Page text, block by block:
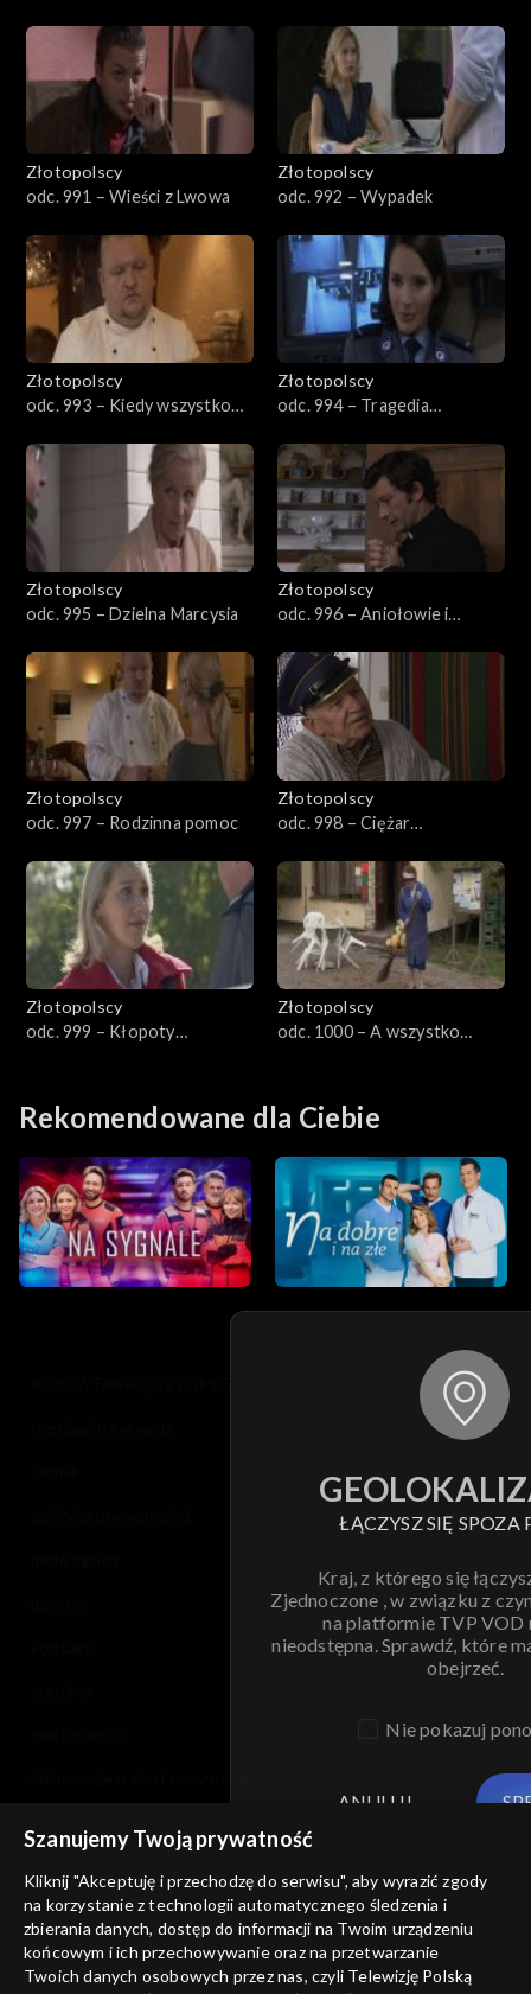
Złotopolscy
odc. 991 – Wieści z Lwowa
Złotopolscy
odc. 992 – Wypadek
Złotopolscy
odc. 993 – Kiedy wszystko
Złotopolscy
odc. 994 – Tragedia
Złotopolscy
odc. 995 – Dzielna Marcysia
Złotopolscy
odc. 996 – Aniołowie i
Złotopolscy
odc. 997 – Rodzinna pomoc
Złotopolscy
odc. 998 – Ciężar
Złotopolscy
odc. 999 – Kłopoty
Złotopolscy
odc. 1000 – A wszystko
Rekomendowane dla Ciebie
ŁĄCZYSZ SIĘ SPOZA
Kraj, z którego się
Zjednoczone , w związku z
na platformie TVP VOD
nieodstępna. Sprawdź, które
obejrzeć.
Nie pokazuj
ANULUJ
Szanujemy Twoją prywatność
Kliknij "Akceptuję i przechodzę do serwisu", aby wyrazić zgody
na korzystanie z technologii automatycznego śledzenia i
zbierania danych, dostęp do informacji na Twoim urządzeniu
końcowym i ich przechowywanie oraz na przetwarzanie
Twoich danych osobowych przez nas, czyli Telewizję Polską